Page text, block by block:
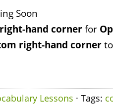
Soon
hand cornerfor
right-hand corner
Lessons · Tags: